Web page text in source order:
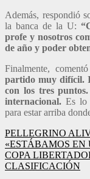
Además, respondió
la banca de la U:
profe y nosotros
de año y poder
Finalmente,
partido muy difícil.
con los tres
internacional. Es lo
para estar arriba
Navegación
de
entradas
PELLEGRINO
«ESTÁBAMOS
COPA
CLASIFICACIÓN